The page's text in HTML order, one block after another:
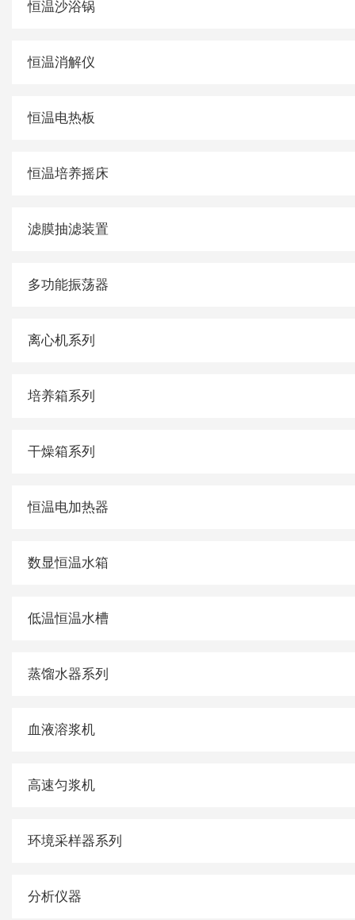
恒温沙浴锅
恒温消解仪
恒温电热板
恒温培养摇床
滤膜抽滤装置
多功能振荡器
离心机系列
培养箱系列
干燥箱系列
恒温电加热器
数显恒温水箱
低温恒温水槽
蒸馏水器系列
血液溶浆机
高速匀浆机
环境采样器系列
分析仪器